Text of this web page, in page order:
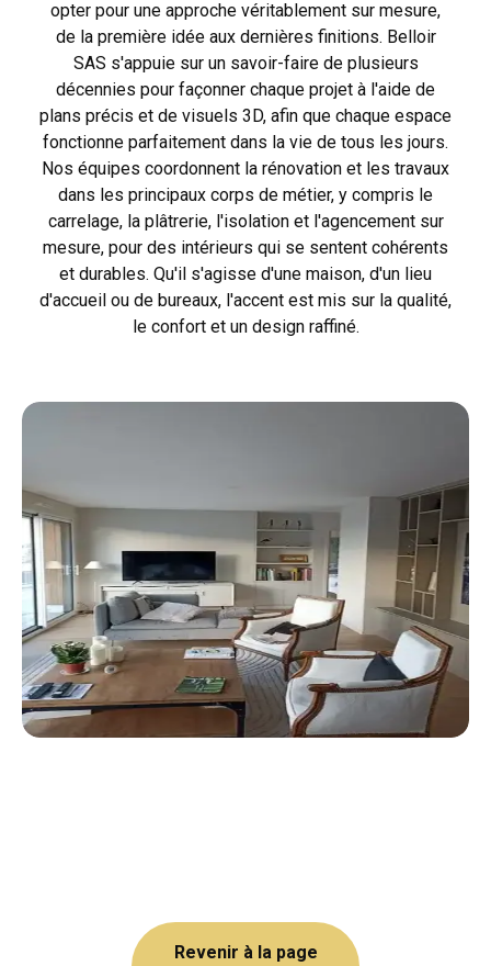
opter pour une approche véritablement sur mesure,
de la première idée aux dernières finitions. Belloir
SAS s'appuie sur un savoir-faire de plusieurs
décennies pour façonner chaque projet à l'aide de
plans précis et de visuels 3D, afin que chaque espace
fonctionne parfaitement dans la vie de tous les jours.
Nos équipes coordonnent la rénovation et les travaux
dans les principaux corps de métier, y compris le
carrelage, la plâtrerie, l'isolation et l'agencement sur
mesure, pour des intérieurs qui se sentent cohérents
et durables. Qu'il s'agisse d'une maison, d'un lieu
d'accueil ou de bureaux, l'accent est mis sur la qualité,
le confort et un design raffiné.
Revenir à la page